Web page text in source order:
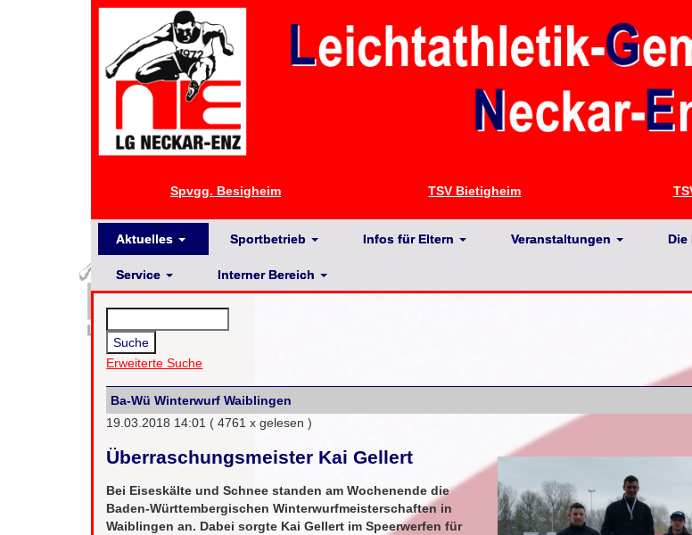
Spvgg. Besigheim TSV Bietigheim
Aktuelles Sportbetrieb Infos für Eltern Veranstaltungen Die
Service Interner Bereich
Erweiterte Suche
Ba-Wü Winterwurf Waiblingen
19.03.2018 14:01 ( 4761 x gelesen )
Überraschungsmeister Kai Gellert
Bei Eiseskälte und Schnee standen am Wochenende die
Baden-Württembergischen Winterwurfmeisterschaften in
Waiblingen an. Dabei sorgte Kai Gellert im Speerwerfen für